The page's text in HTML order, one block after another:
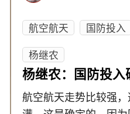
航空航天 国防投入
杨继农
杨继农：国防投
航空航天走势比较强